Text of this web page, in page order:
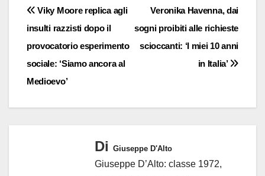
Navigazione
articoli
Veronika Havenna, dai
sogni proibiti alle richieste
scioccanti: ‘I miei 10 anni
in Italia’
Viky Moore replica agli
insulti razzisti dopo il
provocatorio esperimento
sociale: ‘Siamo ancora al
Medioevo’
Di Giuseppe D'Alto
Giuseppe D’Alto: classe 1972,